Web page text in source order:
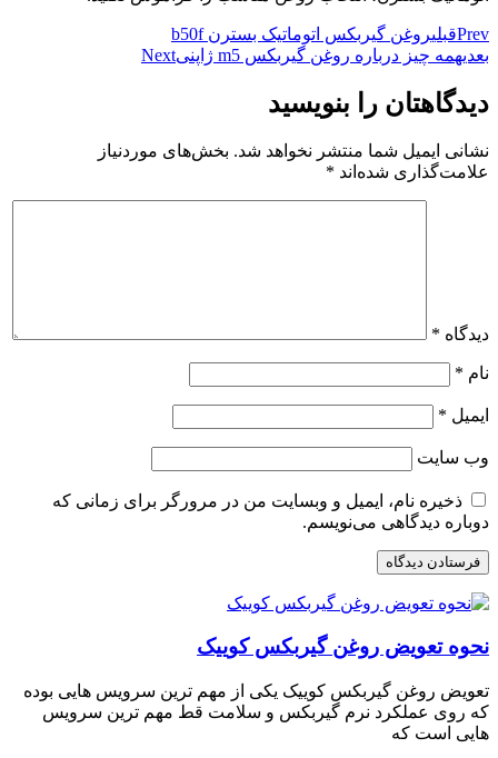
Prevقبلیروغن گیربکس اتوماتیک بسترن b50f
بعدیهمه چیز درباره روغن گیربکس m5 ژاپنی Next
دیدگاهتان را بنویسید
نشانی ایمیل شما منتشر نخواهد شد. بخش‌های موردنیاز
علامت‌گذاری شده‌اند *
دیدگاه *
نام *
ایمیل *
وب‌ سایت
ذخیره نام، ایمیل و وبسایت من در مرورگر برای زمانی که
دوباره دیدگاهی می‌نویسم.
نحوه تعویض روغن گیربکس کوییک
تعویض روغن گیربکس کوییک یکی از مهم ترین سرویس هایی بوده
که روی عملکرد نرم گیربکس و سلامت قط مهم ترین سرویس
هایی است که